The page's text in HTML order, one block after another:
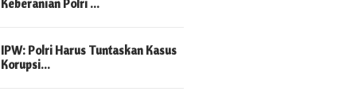
Keberanian Polri …
IPW: Polri Harus Tuntaskan Kasus
Korupsi…